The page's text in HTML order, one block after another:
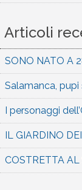
Articoli
SONO NATO A
Salamanca, pupi
I personaggi
IL GIARDINO
COSTRETTA